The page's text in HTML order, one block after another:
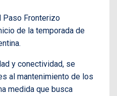
Paso Fronterizo
de la temporada de
y conectividad, se
al mantenimiento de los
medida que busca